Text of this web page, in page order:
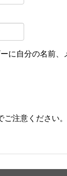
に自分の名前
注意ください。